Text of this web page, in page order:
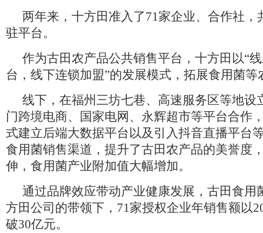
两年来，十方田准入了71家企业、合作社，
驻平台。
作为古田农产品公共销售平台，十方田以“
台，线下连锁加盟”的发展模式，拓展食用菌
线下，在福州三坊七巷、高速服务区等地设
门跨境电商、国家电网、永辉超市等平台合作
式建立后端大数据平台以及引入抖音直播平台
食用菌销售渠道，提升了古田农产品的美誉度
伸，食用菌产业附加值大幅增加。
通过品牌效应带动产业健康发展，古田食用
方田公司的带领下，71家授权企业年销售额以
破30亿元。